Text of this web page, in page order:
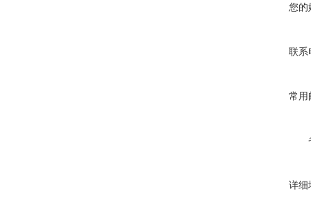
您的
联系
常用
详细